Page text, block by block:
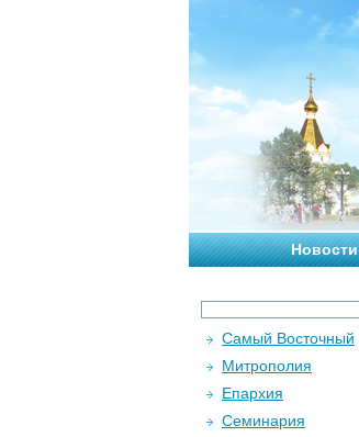
Новости
Самый Восточный
Митрополия
Епархия
Семинария